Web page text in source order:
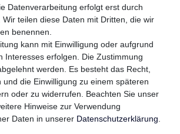
QUALITÄTSVERSPRECHEN
FOLGEN SIE UNS
Datenverarbeitung erfolgt erst durch
teilen diese Daten mit Dritten, die wir
benennen.
kann mit Einwilligung oder aufgrund
Interesses erfolgen. Die Zustimmung
werden. Es besteht das Recht,
und die Einwilligung zu einem späteren
oder zu widerrufen. Beachten Sie unser
Hinweise zur Verwendung
Daten in unserer Daten­schutz­erklärung